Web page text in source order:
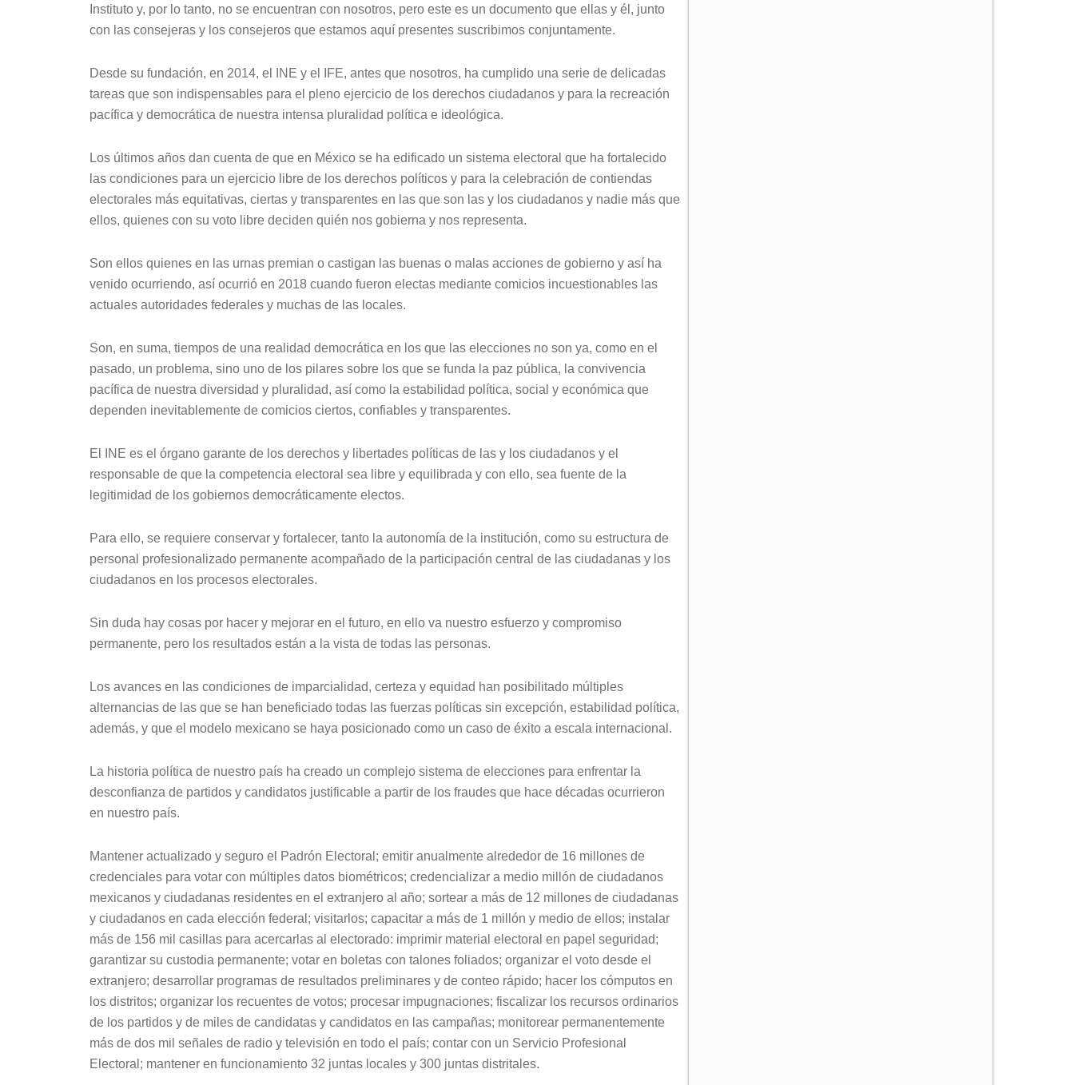
Instituto y, por lo tanto, no se encuentran con nosotros, pero este es un documento que ellas y él, junto
con las consejeras y los consejeros que estamos aquí presentes suscribimos conjuntamente.
Desde su fundación, en 2014, el INE y el IFE, antes que nosotros, ha cumplido una serie de delicadas
tareas que son indispensables para el pleno ejercicio de los derechos ciudadanos y para la recreación
pacífica y democrática de nuestra intensa pluralidad política e ideológica.
Los últimos años dan cuenta de que en México se ha edificado un sistema electoral que ha fortalecido
las condiciones para un ejercicio libre de los derechos políticos y para la celebración de contiendas
electorales más equitativas, ciertas y transparentes en las que son las y los ciudadanos y nadie más que
ellos, quienes con su voto libre deciden quién nos gobierna y nos representa.
Son ellos quienes en las urnas premian o castigan las buenas o malas acciones de gobierno y así ha
venido ocurriendo, así ocurrió en 2018 cuando fueron electas mediante comicios incuestionables las
actuales autoridades federales y muchas de las locales.
Son, en suma, tiempos de una realidad democrática en los que las elecciones no son ya, como en el
pasado, un problema, sino uno de los pilares sobre los que se funda la paz pública, la convivencia
pacífica de nuestra diversidad y pluralidad, así como la estabilidad política, social y económica que
dependen inevitablemente de comicios ciertos, confiables y transparentes.
El INE es el órgano garante de los derechos y libertades políticas de las y los ciudadanos y el
responsable de que la competencia electoral sea libre y equilibrada y con ello, sea fuente de la
legitimidad de los gobiernos democráticamente electos.
Para ello, se requiere conservar y fortalecer, tanto la autonomía de la institución, como su estructura de
personal profesionalizado permanente acompañado de la participación central de las ciudadanas y los
ciudadanos en los procesos electorales.
Sin duda hay cosas por hacer y mejorar en el futuro, en ello va nuestro esfuerzo y compromiso
permanente, pero los resultados están a la vista de todas las personas.
Los avances en las condiciones de imparcialidad, certeza y equidad han posibilitado múltiples
alternancias de las que se han beneficiado todas las fuerzas políticas sin excepción, estabilidad política,
además, y que el modelo mexicano se haya posicionado como un caso de éxito a escala internacional.
La historia política de nuestro país ha creado un complejo sistema de elecciones para enfrentar la
desconfianza de partidos y candidatos justificable a partir de los fraudes que hace décadas ocurrieron
en nuestro país.
Mantener actualizado y seguro el Padrón Electoral; emitir anualmente alrededor de 16 millones de
credenciales para votar con múltiples datos biométricos; credencializar a medio millón de ciudadanos
mexicanos y ciudadanas residentes en el extranjero al año; sortear a más de 12 millones de ciudadanas
y ciudadanos en cada elección federal; visitarlos; capacitar a más de 1 millón y medio de ellos; instalar
más de 156 mil casillas para acercarlas al electorado: imprimir material electoral en papel seguridad;
garantizar su custodia permanente; votar en boletas con talones foliados; organizar el voto desde el
extranjero; desarrollar programas de resultados preliminares y de conteo rápido; hacer los cómputos en
los distritos; organizar los recuentes de votos; procesar impugnaciones; fiscalizar los recursos ordinarios
de los partidos y de miles de candidatas y candidatos en las campañas; monitorear permanentemente
más de dos mil señales de radio y televisión en todo el país; contar con un Servicio Profesional
Electoral; mantener en funcionamiento 32 juntas locales y 300 juntas distritales.